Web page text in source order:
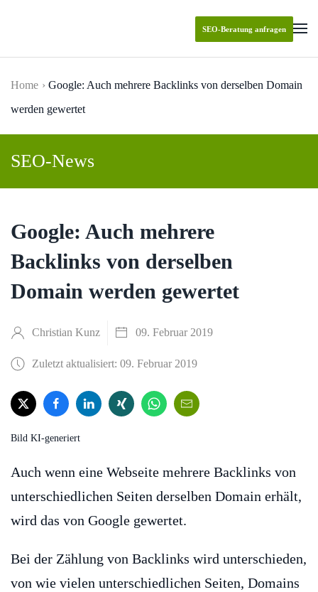
SEO-Beratung anfragen
Home
Google: Auch mehrere Backlinks von derselben Domain
werden gewertet
SEO-News
Google: Auch mehrere
Backlinks von derselben
Domain werden gewertet
Christian Kunz 09. Februar 2019
Zuletzt aktualisiert: 09. Februar 2019
Bild KI-generiert
Auch wenn eine Webseite mehrere Backlinks von
unterschiedlichen Seiten derselben Domain erhält,
wird das von Google gewertet.
Bei der Zählung von Backlinks wird unterschieden,
von wie vielen unterschiedlichen Seiten, Domains